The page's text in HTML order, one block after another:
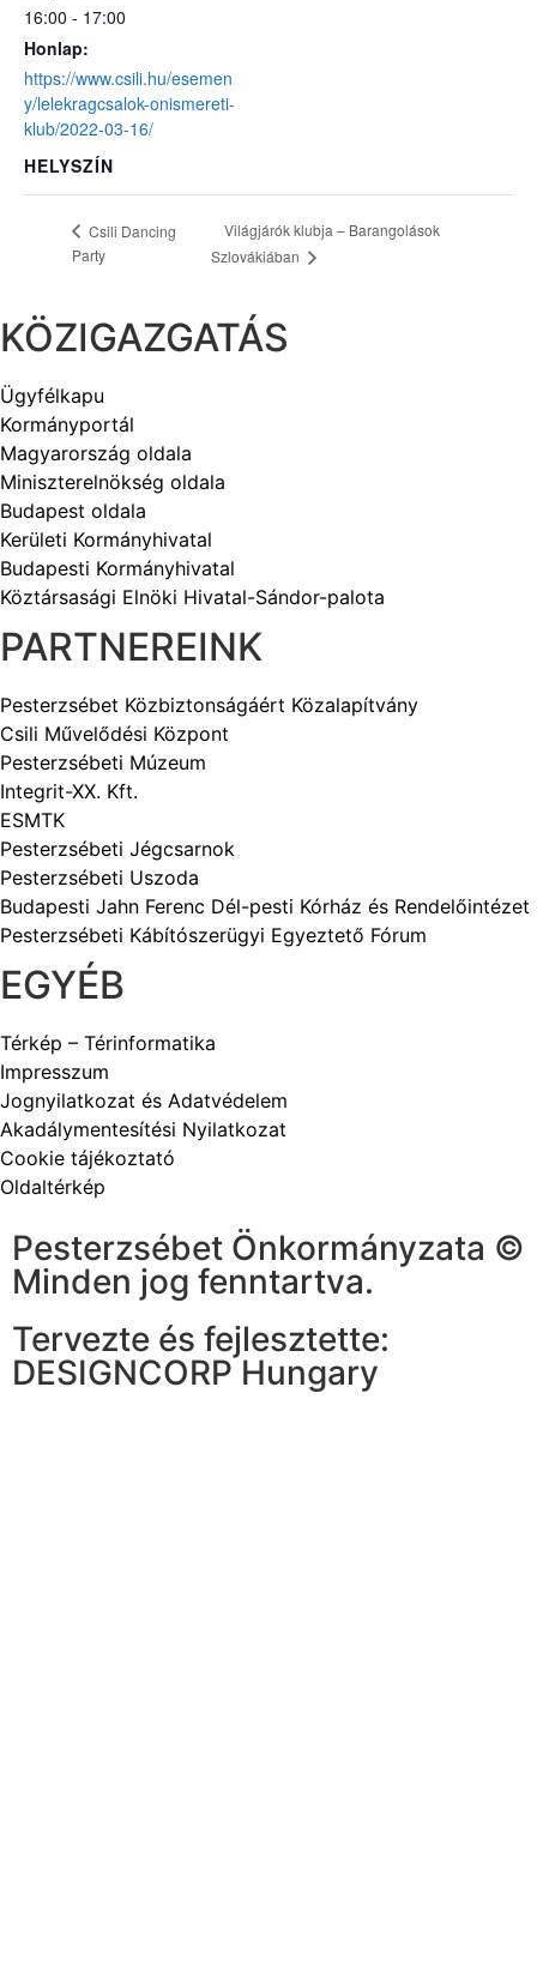
16:00 - 17:00
Honlap:
https://www.csili.hu/esemen
y/lelekragcsalok-onismereti-
klub/2022-03-16/
HELYSZÍN
Csili Dancing
Party
Világjárók klubja – Barangolások
Szlovákiában
KÖZIGAZGATÁS
Ügyfélkapu
Kormányportál
Magyarország oldala
Miniszterelnökség oldala
Budapest oldala
Kerületi Kormányhivatal
Budapesti Kormányhivatal
Köztársasági Elnöki Hivatal-Sándor-palota
PARTNEREINK
Pesterzsébet Közbiztonságáért Közalapítvány
Csili Művelődési Központ
Pesterzsébeti Múzeum
Integrit-XX. Kft.
ESMTK
Pesterzsébeti Jégcsarnok
Pesterzsébeti Uszoda
Budapesti Jahn Ferenc Dél-pesti Kórház és Rendelőintézet
Pesterzsébeti Kábítószerügyi Egyeztető Fórum
EGYÉB
Térkép – Térinformatika
Impresszum
Jognyilatkozat és Adatvédelem
Akadálymentesítési Nyilatkozat
Cookie tájékoztató
Oldaltérkép
Pesterzsébet Önkormányzata ©
Minden jog fenntartva.
Tervezte és fejlesztette:
DESIGNCORP Hungary